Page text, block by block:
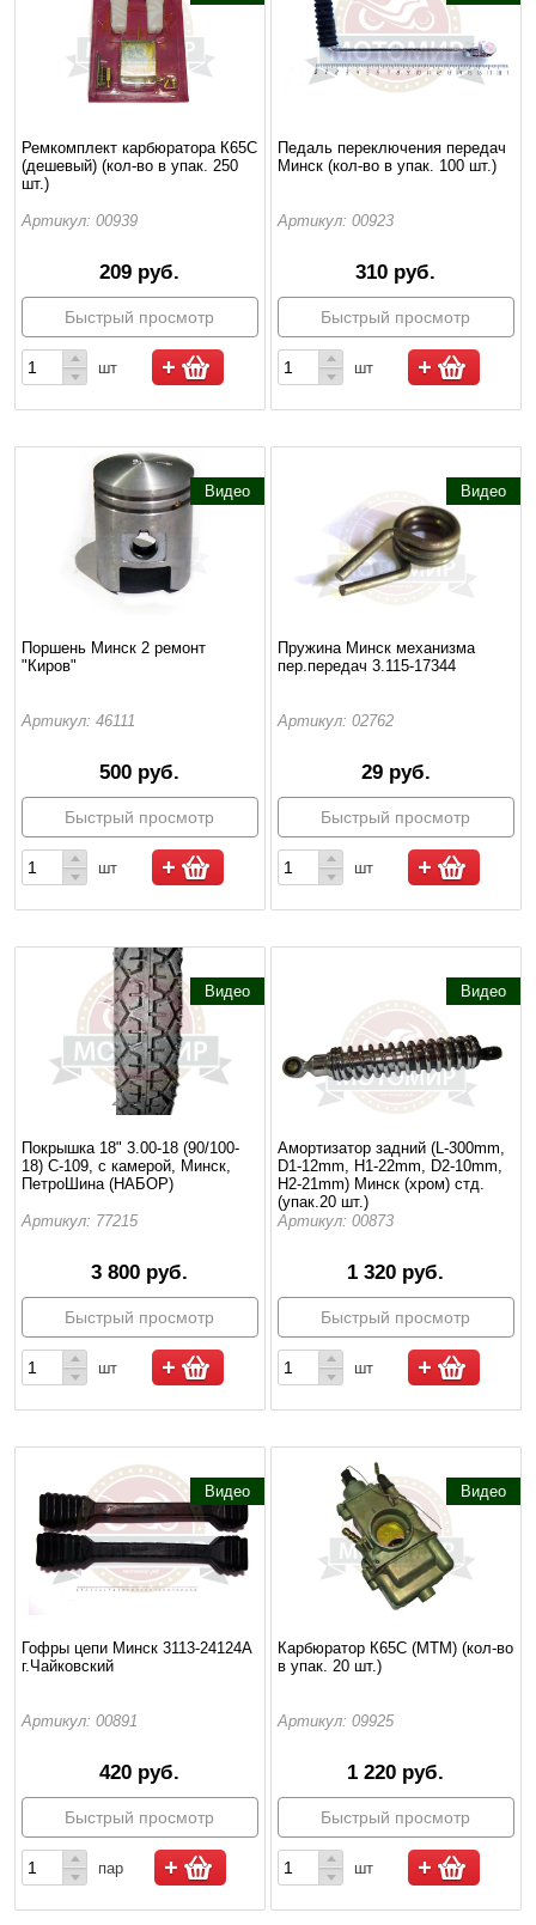
Ремкомплект карбюратора К65С
(дешевый) (кол-во в упак. 250
шт.)
Артикул: 00939
209 руб.
Быстрый просмотр
шт
Педаль переключения передач
Минск (кол-во в упак. 100 шт.)
Артикул: 00923
310 руб.
Быстрый просмотр
шт
Видео
Поршень Минск 2 ремонт
"Киров"
Артикул: 46111
500 руб.
Быстрый просмотр
шт
Видео
Пружина Минск механизма
пер.передач 3.115-17344
Артикул: 02762
29 руб.
Быстрый просмотр
шт
Видео
Покрышка 18" 3.00-18 (90/100-
18) С-109, с камерой, Минск,
ПетроШина (НАБОР)
Артикул: 77215
3 800 руб.
Быстрый просмотр
шт
Видео
Амортизатор задний (L-300mm,
D1-12mm, H1-22mm, D2-10mm,
H2-21mm) Минск (хром) стд.
(упак.20 шт.)
Артикул: 00873
1 320 руб.
Быстрый просмотр
шт
Видео
Гофры цепи Минск 3113-24124А
г.Чайковский
Артикул: 00891
420 руб.
Быстрый просмотр
пар
Видео
Карбюратор К65С (МТМ) (кол-во
в упак. 20 шт.)
Артикул: 09925
1 220 руб.
Быстрый просмотр
шт